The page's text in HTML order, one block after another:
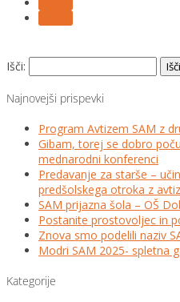
Išči:
Najnovejši prispevki
Program Avtizem SAM z
Gibam, torej se dobro
mednarodni konferenci
Predavanje za starše –
predšolskega otroka z
SAM prijazna šola – OŠ
Postanite prostovoljec in
Znova smo podelili naziv
Modri SAM 2025- spletna
Kategorije